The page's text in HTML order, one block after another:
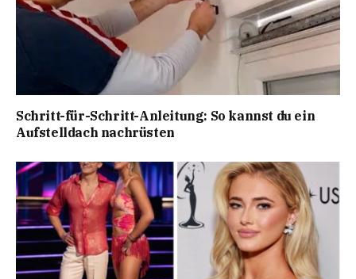
Schritt-für-Schritt-Anleitung: So kannst du ein
Aufstelldach nachrüsten